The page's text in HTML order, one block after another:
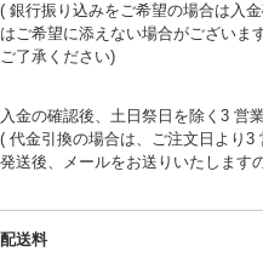
( 銀行振り込みをご希望の場合は入
はご希望に添えない場合がございます
ご了承ください)
入金の確認後、土日祭日を除く3 営
( 代金引換の場合は、ご注文日より3
発送後、メールをお送りいたします
配送料